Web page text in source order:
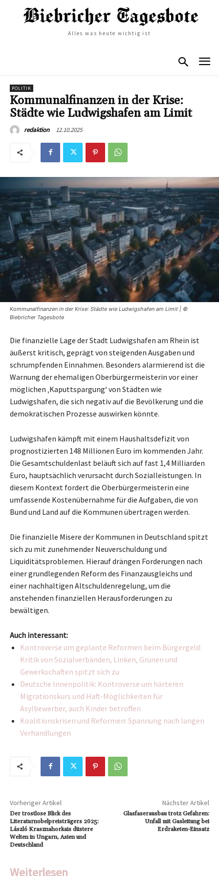
Alles was heute wichtig ist
POLITIK
Kommunalfinanzen in der Krise:
Städte wie Ludwigshafen am Limit
redaktion 12.10.2025
Kommunalfinanzen in der Krise: Städte wie Ludwigshafen am Limit | ©
Biebricher Tagesbote
Die finanzielle Lage der Stadt Ludwigshafen am Rhein ist
äußerst kritisch, geprägt von steigenden Ausgaben und
schrumpfenden Einnahmen. Besonders alarmierend ist die
Warnung der ehemaligen Oberbürgermeisterin vor einer
möglichen ‚Kaputtspargung‘ von Städten wie
Ludwigshafen, die sich negativ auf die Bevölkerung und die
demokratischen Prozesse auswirken könnte.
Ludwigshafen kämpft mit einem Haushaltsdefizit von
prognostizierten 148 Millionen Euro im kommenden Jahr.
Die Gesamtschuldenlast beläuft sich auf fast 1,4 Milliarden
Euro, hauptsächlich verursacht durch Sozialleistungen. In
diesem Kontext fordert die Oberbürgermeisterin eine
umfassende Kostenübernahme für die Aufgaben, die von
Bund und Land auf die Kommunen übertragen werden.
Die finanzielle Misere der Kommunen in Deutschland spitzt
sich zu mit zunehmender Neuverschuldung und
Liquiditätsproblemen. Hierauf drängen Forderungen nach
einer grundlegenden Reform des Finanzausgleichs und
einer nachhaltigen Altschuldenregelung, um die
anstehenden finanziellen Herausforderungen zu
bewältigen.
Auch interessant:
Kontroverse um geplante Reformen beim Bürgergeld:
Kritik von Sozialverbänden, Linken, Grünen und
Gewerkschaften spitzt sich zu
Deutsche Innenpolitik: Kontroverse um härteren
Migrationskurs und Haft-Möglichkeiten für
Asylbewerber, auch Kinder betroffen
Koalitionskrisen und Reformen: Spannung nach langen
Verhandlungen
Vorheriger Artikel
Der trostlose Blick des
Literaturnobelpreisträgers 2025:
László Krasznahorkais düstere
Welten in Ungarn, Asien und
Deutschland
Nächster Artikel
Glasfaserausbau trotz Gefahren:
Unfall mit Gasleitung bei
Erdraketen-Einsatz
Weiterlesen